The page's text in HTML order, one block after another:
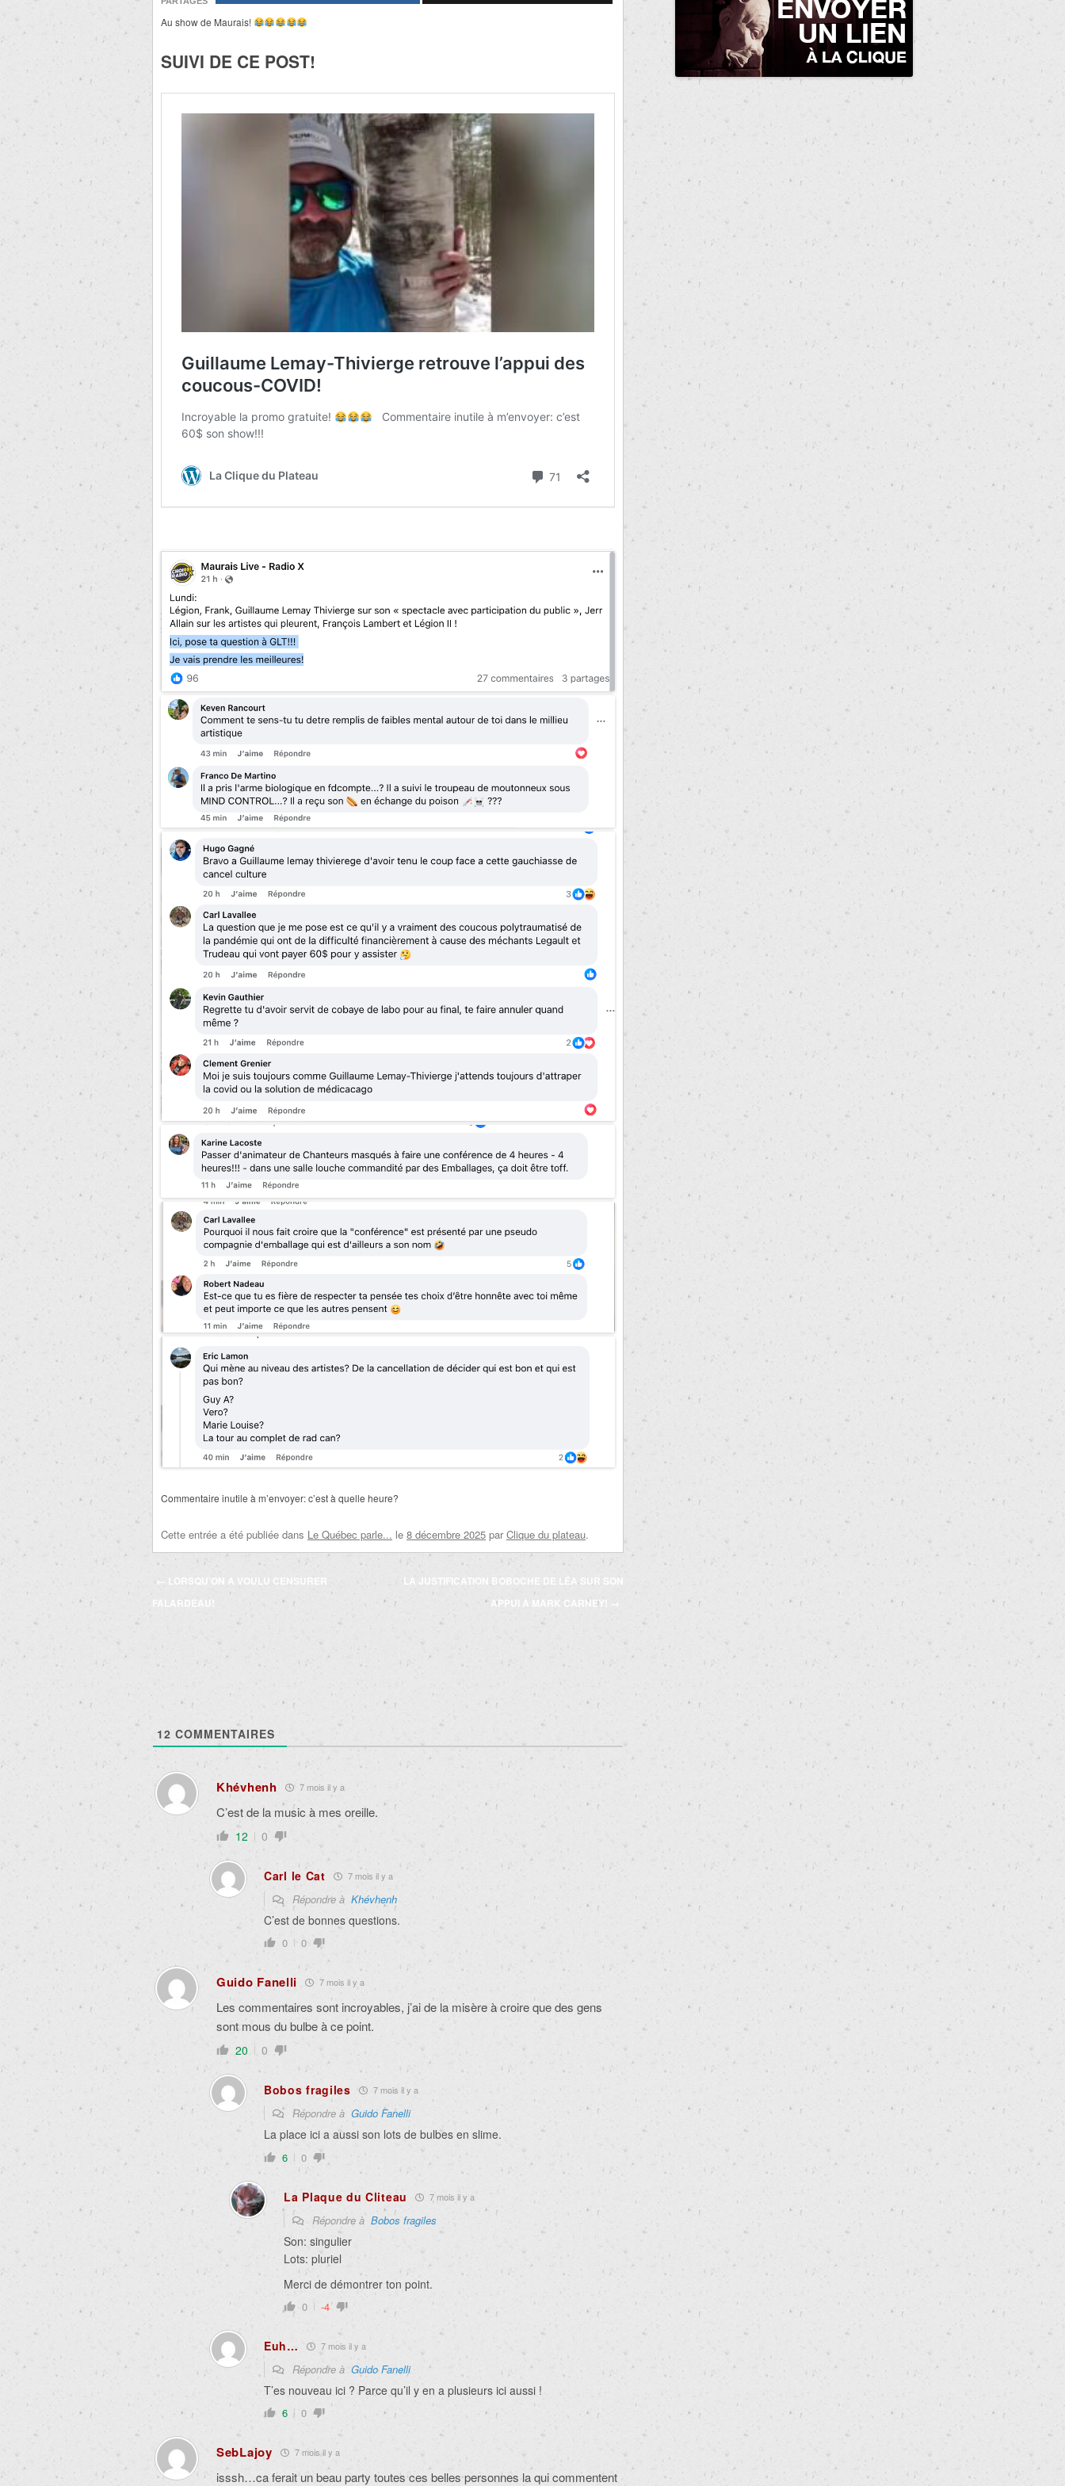
Au show de Maurais!
SUIVI DE CE POST!
Commentaire inutile à m’envoyer: c’est à quelle heure?
Cette entrée a été publiée dans Le Québec parle... le 8 décembre 2025 par Clique du plateau.
Navigation
des
← LORSQU’ON A VOULU CENSURER
FALARDEAU!
LA JUSTIFICATION BOBOCHE DE LÉA SUR SON
APPUI À MARK CARNEY! →
12 COMMENTAIRES
Khévhenh 7 mois il y a
C’est de la music à mes oreille.
12 0
Carl le Cat 7 mois il y a
Répondre à Khévhenh
C’est de bonnes questions.
0 0
Guido Fanelli 7 mois il y a
Les commentaires sont incroyables, j’ai de la misère à croire que des gens
sont mous du bulbe à ce point.
20 0
Bobos fragiles 7 mois il y a
Répondre à Guido Fanelli
La place ici a aussi son lots de bulbes en slime.
6 0
La Plaque du Cliteau 7 mois il y a
Répondre à Bobos fragiles
Son: singulier
Lots: pluriel
Merci de démontrer ton point.
0 -4
Euh… 7 mois il y a
Répondre à Guido Fanelli
T’es nouveau ici ? Parce qu’il y en a plusieurs ici aussi !
6 0
SebLajoy 7 mois il y a
isssh…ca ferait un beau party toutes ces belles personnes la qui commentent